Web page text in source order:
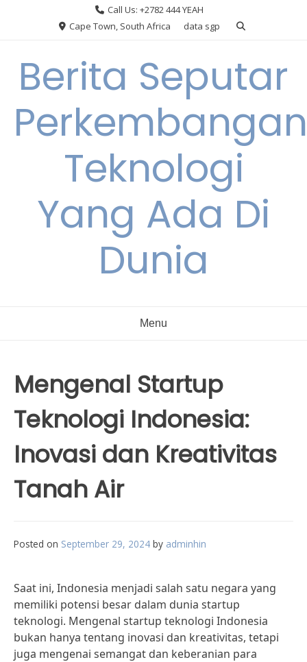
Call Us: +2782 444 YEAH
Cape Town, South Africa
data sgp
Berita Seputar
Perkembangan
Teknologi
Yang Ada Di
Dunia
Menu
Mengenal Startup
Teknologi Indonesia:
Inovasi dan Kreativitas
Tanah Air
Posted on September 29, 2024 by adminhin
Saat ini, Indonesia menjadi salah satu negara yang
memiliki potensi besar dalam dunia startup
teknologi. Mengenal startup teknologi Indonesia
bukan hanya tentang inovasi dan kreativitas, tetapi
juga mengenai semangat dan keberanian para